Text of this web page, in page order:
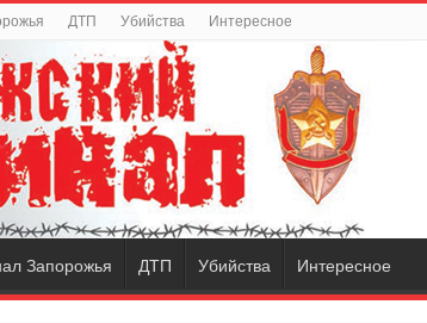
ДТП Убийства Интересное
Запорожья ДТП Убийства Интересное